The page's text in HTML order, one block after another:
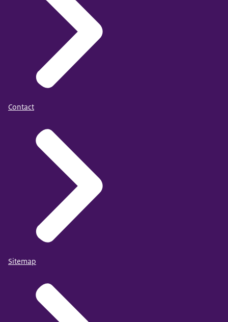
Contact
Sitemap